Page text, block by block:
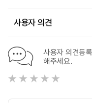
identity among
사용자 의견
사용자 의견등
해주세요.